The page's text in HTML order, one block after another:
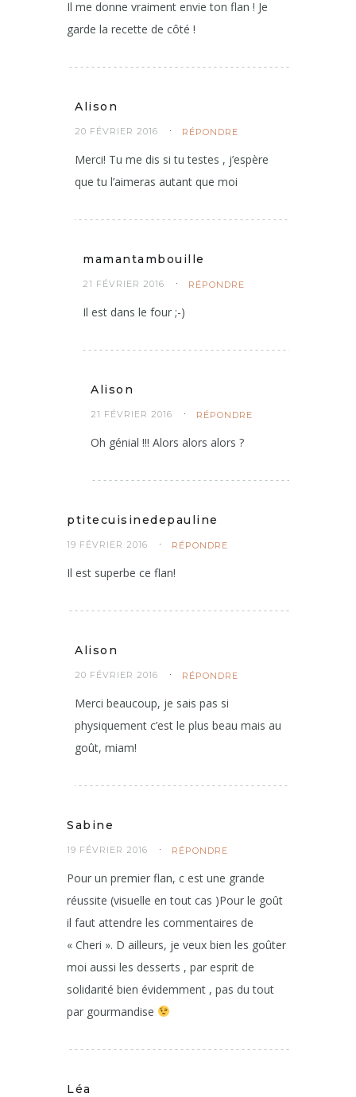
Il me donne vraiment envie ton flan ! Je
garde la recette de côté !
Alison
20 FÉVRIER 2016 RÉPONDRE
Merci! Tu me dis si tu testes , j’espère
que tu l’aimeras autant que moi
mamantambouille
21 FÉVRIER 2016 RÉPONDRE
Il est dans le four ;-)
Alison
21 FÉVRIER 2016 RÉPONDRE
Oh génial !!! Alors alors alors ?
ptitecuisinedepauline
19 FÉVRIER 2016 RÉPONDRE
Il est superbe ce flan!
Alison
20 FÉVRIER 2016 RÉPONDRE
Merci beaucoup, je sais pas si
physiquement c’est le plus beau mais au
goût, miam!
Sabine
19 FÉVRIER 2016 RÉPONDRE
Pour un premier flan, c est une grande
réussite (visuelle en tout cas )Pour le goût
il faut attendre les commentaires de
« Cheri ». D ailleurs, je veux bien les goûter
moi aussi les desserts , par esprit de
solidarité bien évidemment , pas du tout
par gourmandise
Léa